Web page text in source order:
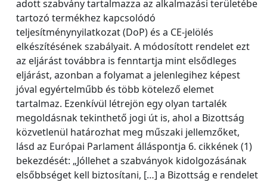
adott szabvány tartalmazza az alkalmazási területébe
tartozó termékhez kapcsolódó
teljesítménynyilatkozat (DoP) és a CE-jelölés
elkészítésének szabályait. A módosított rendelet ezt
az eljárást továbbra is fenntartja mint elsődleges
eljárást, azonban a folyamat a jelenlegihez képest
jóval egyértelműbb és több kötelező elemet
tartalmaz. Ezenkívül létrejön egy olyan tartalék
megoldásnak tekinthető jogi út is, ahol a Bizottság
közvetlenül határozhat meg műszaki jellemzőket,
lásd az Európai Parlament álláspontja 6. cikkének (1)
bekezdését: „Jóllehet a szabványok kidolgozásának
elsőbbséget kell biztosítani, […] a Bizottság e rendelet